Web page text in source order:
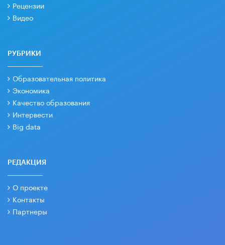
Рецензии
Видео
РУБРИКИ
Образовательная политика
Экономика
Качество образования
Интервести
Big data
РЕДАКЦИЯ
О проекте
Контакты
Партнеры